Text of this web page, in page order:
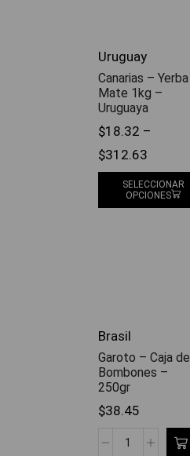
Uruguay
Canarias – Yerba
Mate 1kg –
Uruguaya
$18.32 –
$312.63
SELECCIONAR
OPCIONES
Brasil
Garoto – Caja de
Bombones –
250gr
$38.45